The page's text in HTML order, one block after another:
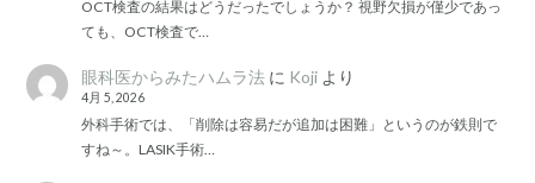
OCT検査の結果はどうだったでしょうか？ 視野欠損が僅少であっ
ても、OCT検査で…
眼科医からみたハムラ法に Kojiより
4月 5, 2026
外科手術では、「削除は容易だが追加は困難」というのが鉄則で
すね～。LASIK手術…